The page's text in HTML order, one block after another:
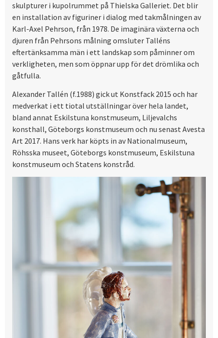
skulpturer i kupolrummet på Thielska Galleriet. Det blir
en installation av figuriner i dialog med takmålningen av
Karl-Axel Pehrson, från 1978. De imaginära växterna och
djuren från Pehrsons målning omsluter Talléns
eftertänksamma män i ett landskap som påminner om
verkligheten, men som öppnar upp för det drömlika och
gåtfulla.
Alexander Tallén (f.1988) gick ut Konstfack 2015 och har
medverkat i ett tiotal utställningar över hela landet,
bland annat Eskilstuna konstmuseum, Liljevalchs
konsthall, Göteborgs konstmuseum och nu senast Avesta
Art 2017. Hans verk har köpts in av Nationalmuseum,
Röhsska museet, Göteborgs konstmuseum, Eskilstuna
konstmuseum och Statens konstråd.